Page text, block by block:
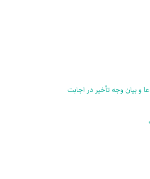
و بیان وجه تأخیر در اجابت